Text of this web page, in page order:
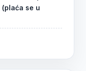
se u